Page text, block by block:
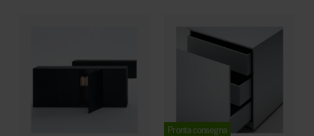
Area outdoor
Pronta consegna